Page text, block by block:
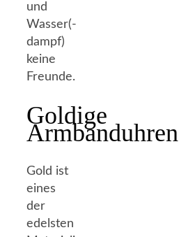
und
Wasser(-
dampf)
keine
Freunde.
Goldige
Armbanduhren
Gold ist
eines
der
edelsten